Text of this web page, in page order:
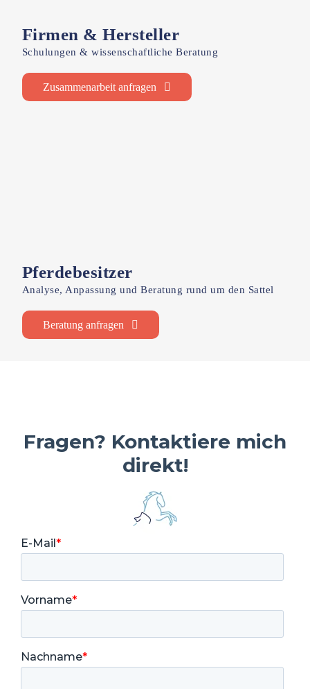
Firmen & Hersteller
Schulungen & wissenschaftliche Beratung
Zusammenarbeit anfragen
Pferdebesitzer
Analyse, Anpassung und Beratung rund um den Sattel
Beratung anfragen